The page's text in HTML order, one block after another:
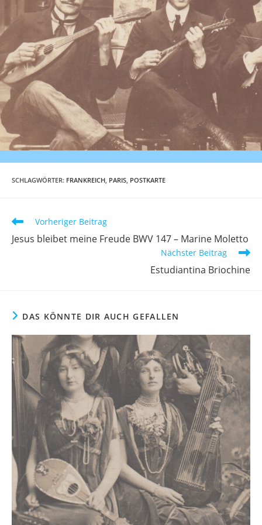
SCHLAGWÖRTER: FRANKREICH PARIS POSTKARTE
Weitere
ansehen
Vorheriger Beitrag
Jesus bleibet meine Freude BWV 147 – Marine Moletto
Nächster Beitrag
Estudiantina Briochine
DAS KÖNNTE DIR AUCH GEFALLEN